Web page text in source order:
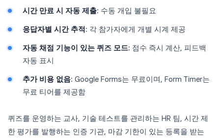
시간 만료 시 자동 제출: 수동 개입 불필요
응답자별 시간 추적 : 각 참가자에게 개별 시계 제공
자동 채점 기능이 있는 퀴즈 모드: 점수 즉시 계산, 피드백
자동 표시
추가 비용 없음: Google Forms는 무료이며, Form Timer는
무료 티어를 제공함
퀴즈를 운영하는 교사, 기술 테스트를 관리하는 HR 팀, 시간 제
한 평가를 발행하는 인증 기관, 마감 기한이 있는 등록을 받는